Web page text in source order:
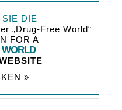
SIE DIE
FOR A
WORLD
»